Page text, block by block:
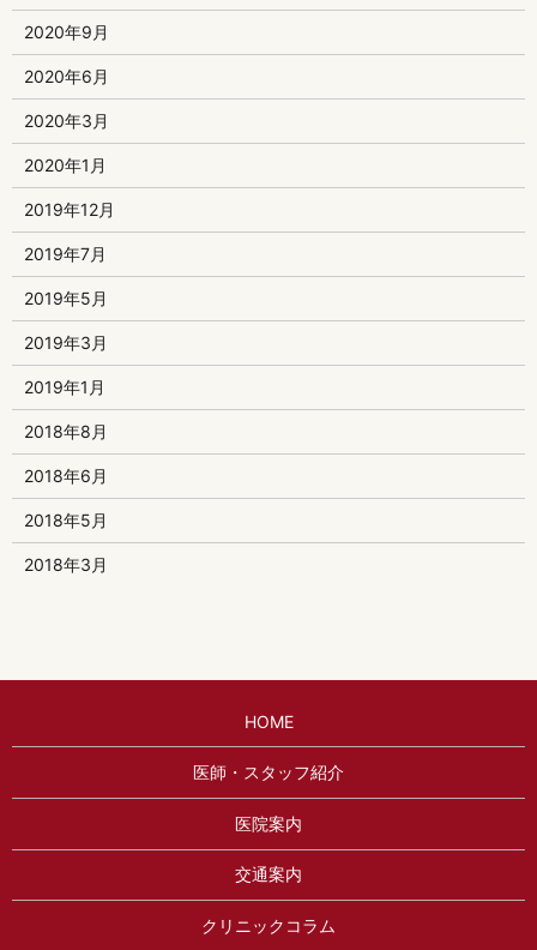
2020年9月
2020年6月
2020年3月
2020年1月
2019年12月
2019年7月
2019年5月
2019年3月
2019年1月
2018年8月
2018年6月
2018年5月
2018年3月
HOME
医師・スタッフ紹介
医院案内
交通案内
クリニックコラム